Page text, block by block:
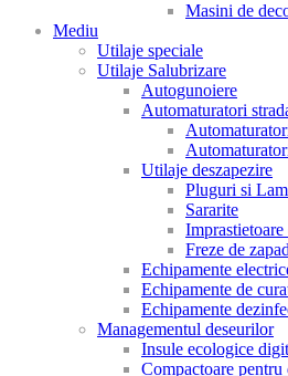
Masini de
Mediu
Utilaje speciale
Utilaje Salubrizare
Autogunoiere
Automaturatori
Utilaje deszapezire
Pluguri si
Sararite
Freze de
Echipamente
Echipamente de
Echipamente
Managementul deseurilor
Insule ecologice
Compactoare pentru